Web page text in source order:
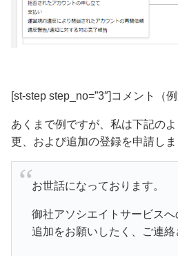
[st-step step_no=”3″]コメント（
あくまで例ですが、私は下記の
更、および追加の登録を申請しま
お世話になっております。
御社アソシエイトサービス
追加をお願いしたく、ご連絡